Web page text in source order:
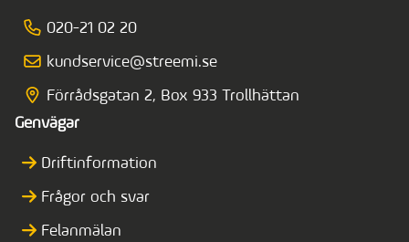
020-21 02 20
kundservice@streemi.se
Förrådsgatan 2, Box 933 Trollhättan
Genvägar
Driftinformation
Frågor och svar
Felanmälan